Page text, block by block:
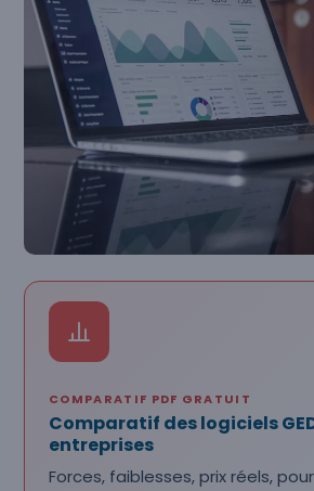
COMPARATIF PDF GRATUIT
Comparatif des logiciels
entreprises
Forces, faiblesses, prix réels,